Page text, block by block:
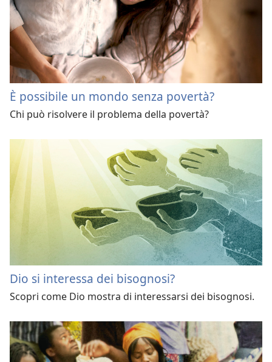
È possibile un mondo senza povertà?
Chi può risolvere il problema della povertà?
Dio si interessa dei bisognosi?
Scopri come Dio mostra di interessarsi dei bisognosi.